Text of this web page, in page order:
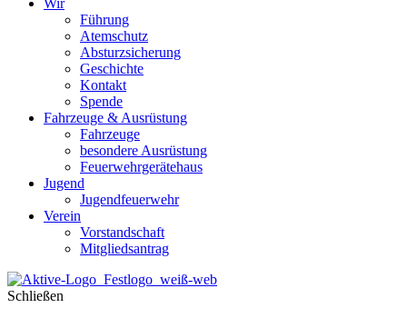
Wir
Führung
Atemschutz
Absturzsicherung
Geschichte
Kontakt
Spende
Fahrzeuge & Ausrüstung
Fahrzeuge
besondere Ausrüstung
Feuerwehrgerätehaus
Jugend
Jugendfeuerwehr
Verein
Vorstandschaft
Mitgliedsantrag
Schließen